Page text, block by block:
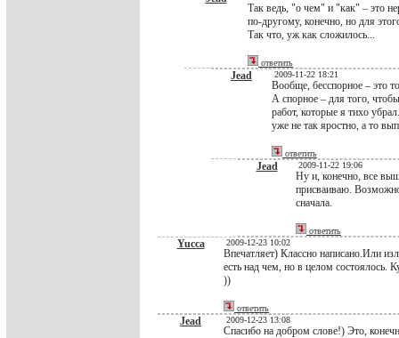
Так ведь, "о чем" и "как" – это
по-другому, конечно, но для
Так что, уж как сложилось...
ответить
Jead 2009-11-22 18:21
Вообще, бесспорное – это
А спорное – для того,
работ, которые я тихо
уже не так яростно, а то
ответить
Jead 2009-11-22 19:06
Ну и, конечно, все
присваиваю.
сначала.
ответить
Yucca 2009-12-23 10:02
Впечатляет) Классно написано.Или
есть над чем, но в целом
))
ответить
Jead 2009-12-23 13:08
Спасибо на добром слове!) Это,